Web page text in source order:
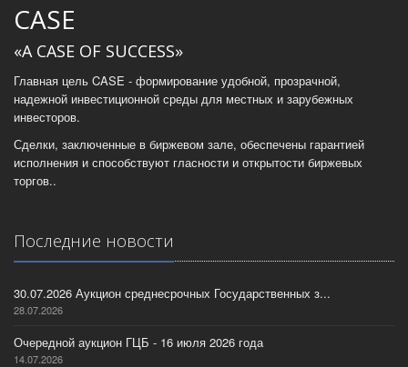
CASE
«A CASE OF SUCCESS»
Главная цель CASE - формирование удобной, прозрачной,
надежной инвестиционной среды для местных и зарубежных
инвесторов.
Сделки, заключенные в биржевом зале, обеспечены гарантией
исполнения и способствуют гласности и открытости биржевых
торгов..
Последние новости
30.07.2026 Аукцион среднесрочных Государственных з...
28.07.2026
Очередной аукцион ГЦБ - 16 июля 2026 года
14.07.2026